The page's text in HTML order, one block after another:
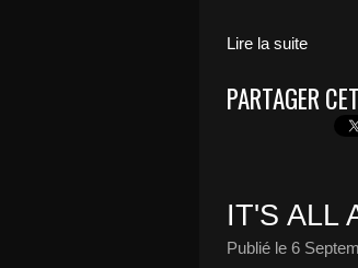
Lire la suite
PARTAGER
IT'S ALL
Publié le 6